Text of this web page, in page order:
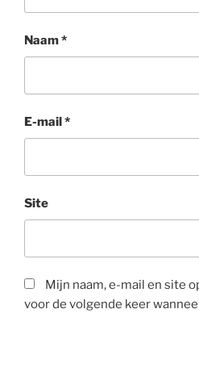
Naam*
E-mail*
Site
Mijn naam, e-mail en site
voor de volgende keer